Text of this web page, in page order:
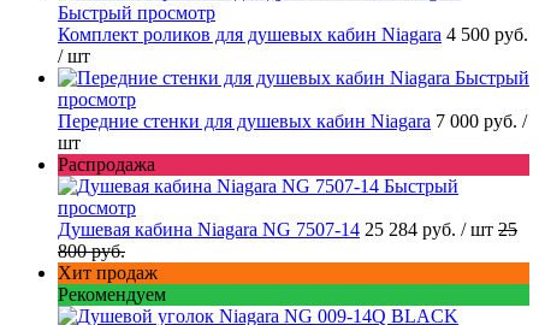
Быстрый просмотр
Комплект роликов для душевых кабин Niagara 4 500 руб.
/ шт
Быстрый
просмотр
Передние стенки для душевых кабин Niagara 7 000 руб. /
шт
Распродажа
Быстрый
просмотр
Душевая кабина Niagara NG 7507-14 25 284 руб. / шт 25
800 руб.
Хит продаж
Рекомендуем